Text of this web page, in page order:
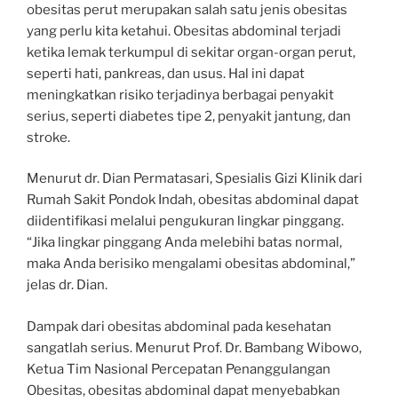
obesitas perut merupakan salah satu jenis obesitas
yang perlu kita ketahui. Obesitas abdominal terjadi
ketika lemak terkumpul di sekitar organ-organ perut,
seperti hati, pankreas, dan usus. Hal ini dapat
meningkatkan risiko terjadinya berbagai penyakit
serius, seperti diabetes tipe 2, penyakit jantung, dan
stroke.
Menurut dr. Dian Permatasari, Spesialis Gizi Klinik dari
Rumah Sakit Pondok Indah, obesitas abdominal dapat
diidentifikasi melalui pengukuran lingkar pinggang.
“Jika lingkar pinggang Anda melebihi batas normal,
maka Anda berisiko mengalami obesitas abdominal,”
jelas dr. Dian.
Dampak dari obesitas abdominal pada kesehatan
sangatlah serius. Menurut Prof. Dr. Bambang Wibowo,
Ketua Tim Nasional Percepatan Penanggulangan
Obesitas, obesitas abdominal dapat menyebabkan